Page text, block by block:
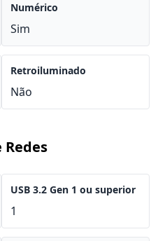
Numérico
Sim
Retroiluminado
Não
Redes
USB 3.2 Gen 1 ou superior
1